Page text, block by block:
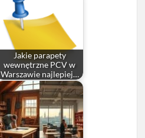
Jakie parapety
wewnętrzne PCV w
Warszawie najlepiej…